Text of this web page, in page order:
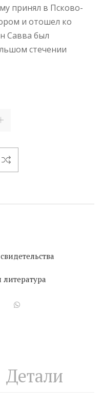
принял в Псково-
и отошел ко
Савва был
стечении
Детали